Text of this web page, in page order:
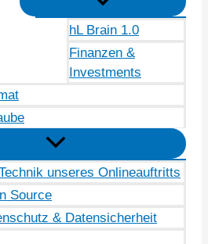
hL Brain 1.0
Finanzen &
Investments
unseres Onlineauftritts
Source
& Datensicherheit